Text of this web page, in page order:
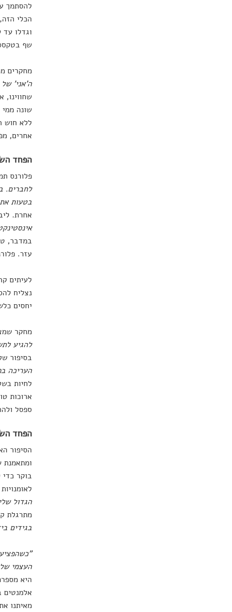
להסתמך
הכלי
וגדלו
שף
מחקרים
ה'אני'
שונה ממי
ללא חוש
אחרים,
הפחד
פלורנס
לחברים.
בטעות את
אחרת. ליבה
במדבר,
עזר.
לעיתים
נצליח
יחסים
מחקר
להגיע
בסיפור
העריכה
לחיות
ארוכות
ספסל
הפחד
הסיפור
ומתאמנת
בוקר
לאומנויות הבמה. בגיל 15 הזמין אותה
הגדול
מתרגלת
בגידים
העצמי
היא
אלמנטים
מאיתנו